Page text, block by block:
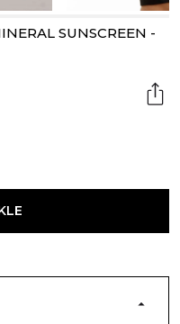
SUNSCREEN -